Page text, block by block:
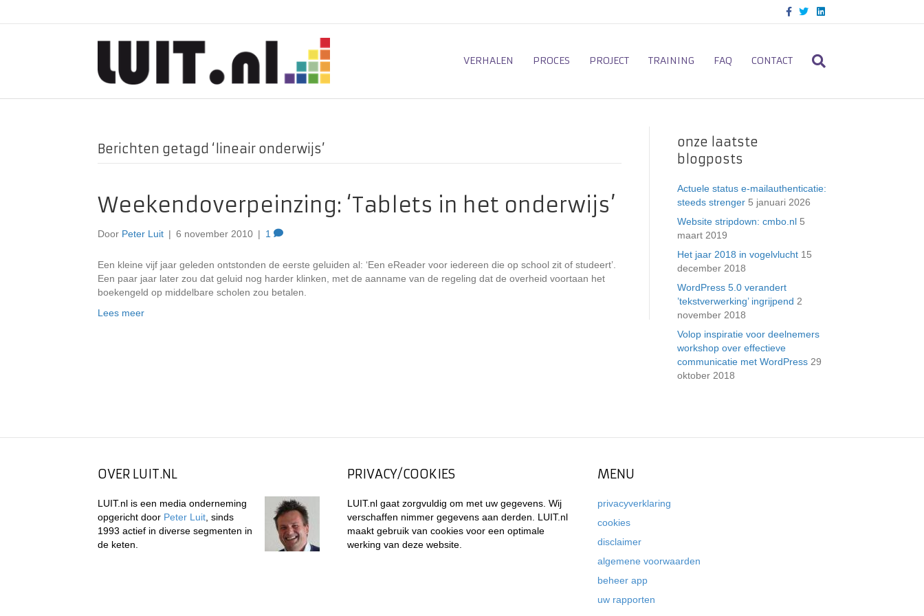
c
o
o
T
i
e
L
n
d
VERHALEN PROCES PROJECT TRAINING FAQ CONTACT
Berichten getagd ‘lineair onderwijs’
Weekendoverpeinzing: ‘Tablets in het onderwijs’
Door Peter Luit | 6 november 2010 | 1
Een kleine vijf jaar geleden ontstonden de eerste geluiden al: ‘Een eReader voor iedereen die op school zit of studeert’.
Een paar jaar later zou dat geluid nog harder klinken, met de aanname van de regeling dat de overheid voortaan het
boekengeld op middelbare scholen zou betalen.
Lees meer
onze laatste
blogposts
Actuele status e-mailauthenticatie:
steeds strenger 5 januari 2026
Website stripdown: cmbo.nl 5
maart 2019
Het jaar 2018 in vogelvlucht 15
december 2018
WordPress 5.0 verandert
’tekstverwerking’ ingrijpend 2
november 2018
Volop inspiratie voor deelnemers
workshop over effectieve
communicatie met WordPress 29
oktober 2018
OVER LUIT.NL
LUIT.nl is een media onderneming
opgericht door Peter Luit , sinds
1993 actief in diverse segmenten in
de keten.
PRIVACY/COOKIES
LUIT.nl gaat zorgvuldig om met uw gegevens. Wij
verschaffen nimmer gegevens aan derden. LUIT.nl
maakt gebruik van cookies voor een optimale
werking van deze website.
MENU
privacyverklaring
cookies
disclaimer
algemene voorwaarden
beheer app
uw rapporten